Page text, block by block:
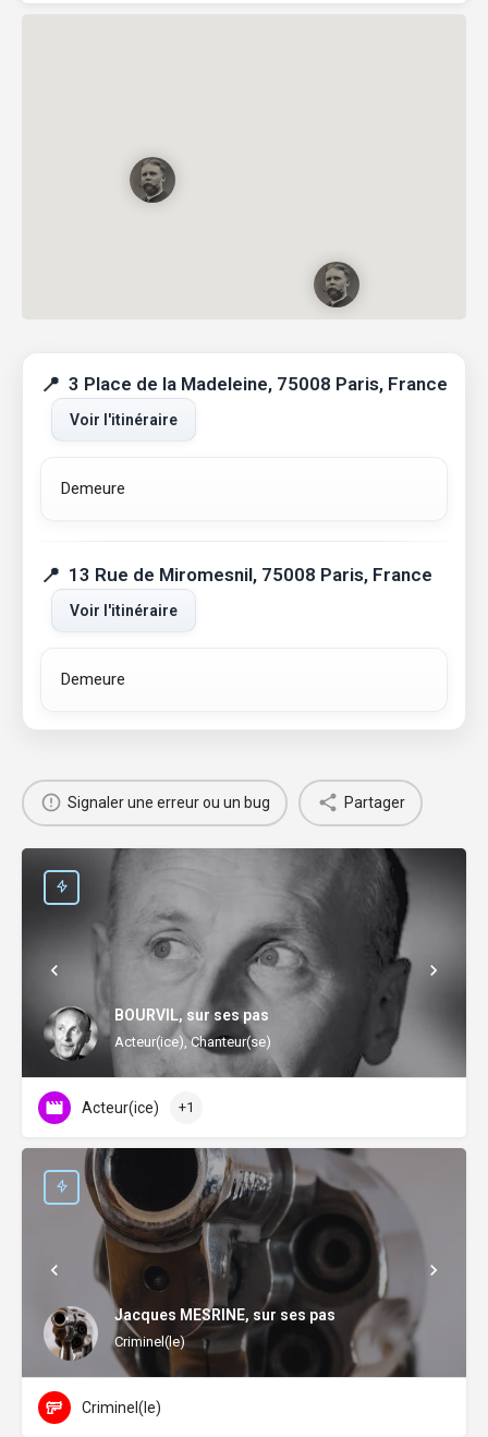
3 Place de la Madeleine, 75008 Paris, France
Voir l'itinéraire
Demeure
13 Rue de Miromesnil, 75008 Paris, France
Voir l'itinéraire
Demeure
Signaler une erreur ou un bug Partager
BOURVIL, sur ses pas
Acteur(ice), Chanteur(se)
Acteur(ice) +1
Jacques MESRINE, sur ses pas
Criminel(le)
Criminel(le)